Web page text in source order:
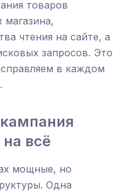
товаров
чтения на сайте, а
запросов. Это
в каждом
всё
мощные, но
Одна